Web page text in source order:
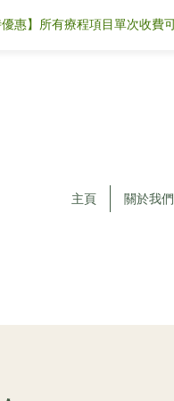
惠】所有療程項目單次收費
主頁 關於我們